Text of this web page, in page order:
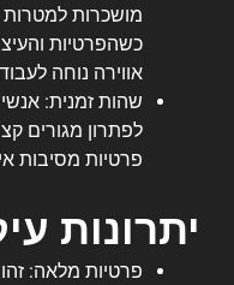
מושכרות למטרות
כשהפרטיות
אווירה נוחה
שהות זמנית:
לפתרון מגורים
פרטיות מסיבות
יתרונות
פרטיות מלאה: